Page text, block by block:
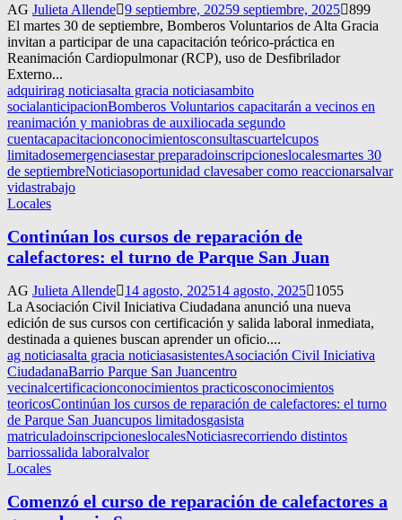
AG Julieta Allende 9 septiembre, 20259 septiembre, 2025 899
El martes 30 de septiembre, Bomberos Voluntarios de Alta Gracia
invitan a participar de una capacitación teórico-práctica en
Reanimación Cardiopulmonar (RCP), uso de Desfibrilador
Externo...
adquirirag noticiasalta gracia noticiasambito
socialanticipacionBomberos Voluntarios capacitarán a vecinos en
reanimación y maniobras de auxiliocada segundo
cuentacapacitacionconocimientosconsultascuartelcupos
limitadosemergenciasestar preparadoinscripcioneslocalesmartes 30
de septiembreNoticiasoportunidad clavesaber como reaccionarsalvar
vidastrabajo
Locales
Continúan los cursos de reparación de
calefactores: el turno de Parque San Juan
AG Julieta Allende 14 agosto, 202514 agosto, 2025
1055
La Asociación Civil Iniciativa Ciudadana anunció una nueva
edición de sus cursos con certificación y salida laboral inmediata,
destinada a quienes buscan aprender un oficio....
ag noticiasalta gracia noticiasasistentesAsociación Civil Iniciativa
CiudadanaBarrio Parque San Juancentro
vecinalcertificacionconocimientos practicosconocimientos
teoricosContinúan los cursos de reparación de calefactores: el turno
de Parque San Juancupos limitadosgasista
matriculadoinscripcioneslocalesNoticiasrecorriendo distintos
barriossalida laboralvalor
Locales
Comenzó el curso de reparación de calefactores a